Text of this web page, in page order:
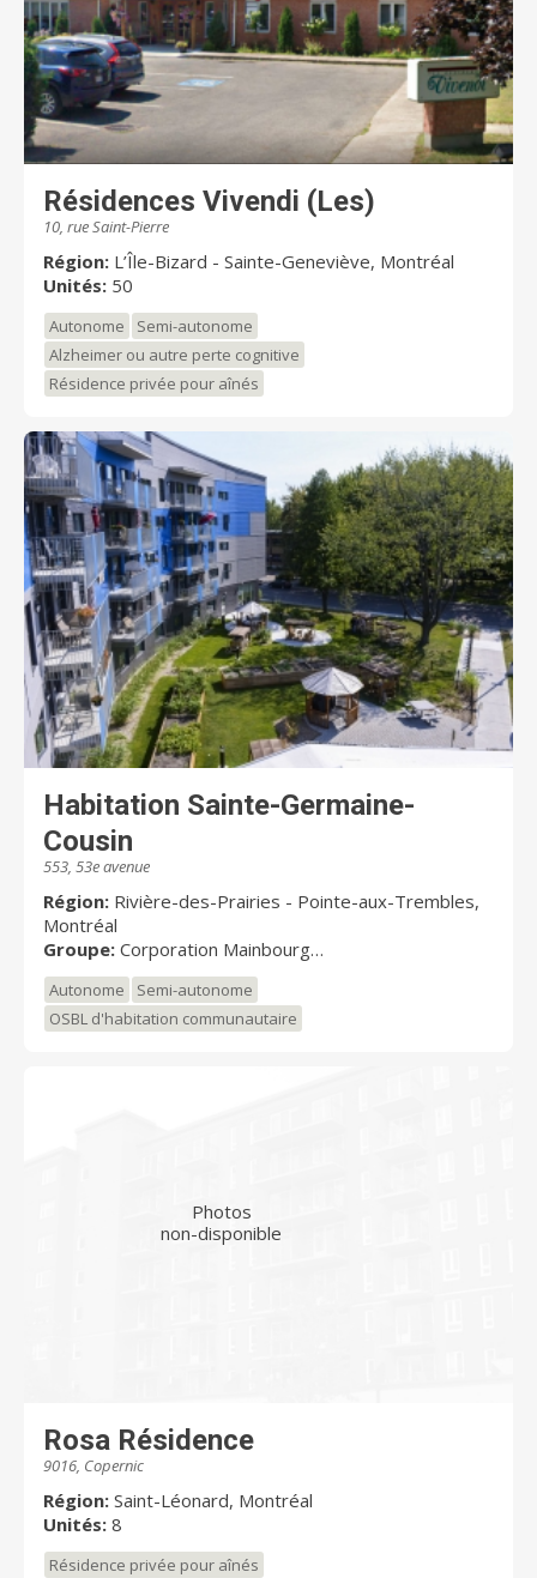
Résidences Vivendi (Les)
10, rue Saint-Pierre
Région: L’Île-Bizard - Sainte-Geneviève, Montréal
Unités: 50
Autonome
Semi-autonome
Alzheimer ou autre perte cognitive
Résidence privée pour aînés
Habitation Sainte-Germaine-
Cousin
553, 53e avenue
Région: Rivière-des-Prairies - Pointe-aux-Trembles,
Montréal
Groupe: Corporation Mainbourg
Unités:126
Autonome
Semi-autonome
OSBL d'habitation communautaire
Photos
non-disponible
Rosa Résidence
9016, Copernic
Région: Saint-Léonard, Montréal
Unités: 8
Résidence privée pour aînés